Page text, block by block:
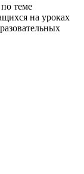
теме
на уроках